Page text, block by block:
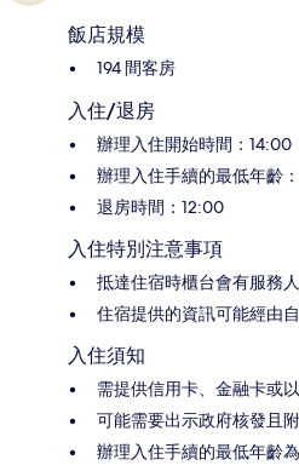
飯店規模
194 間客房
入住/退房
辦理入住開始時間：14:00
辦理入住手續的最低年齡
退房時間：12:00
入住特別注意事項
抵達住宿時櫃台會有服務
住宿提供的資訊可能經由
入住須知
需提供信用卡、金融卡或
可能需要出示政府核發且
辦理入住手續的最低年齡